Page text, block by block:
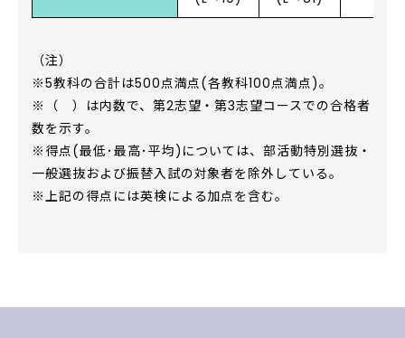
（注）
※5教科の合計は500点満点(各教科100点満点)。
※（ ）は内数で、第2志望・第3志望コースでの合格者
数を示す。
※得点(最低･最高･平均)については、部活動特別選抜・
一般選抜および振替入試の対象者を除外している。
※上記の得点には英検による加点を含む。